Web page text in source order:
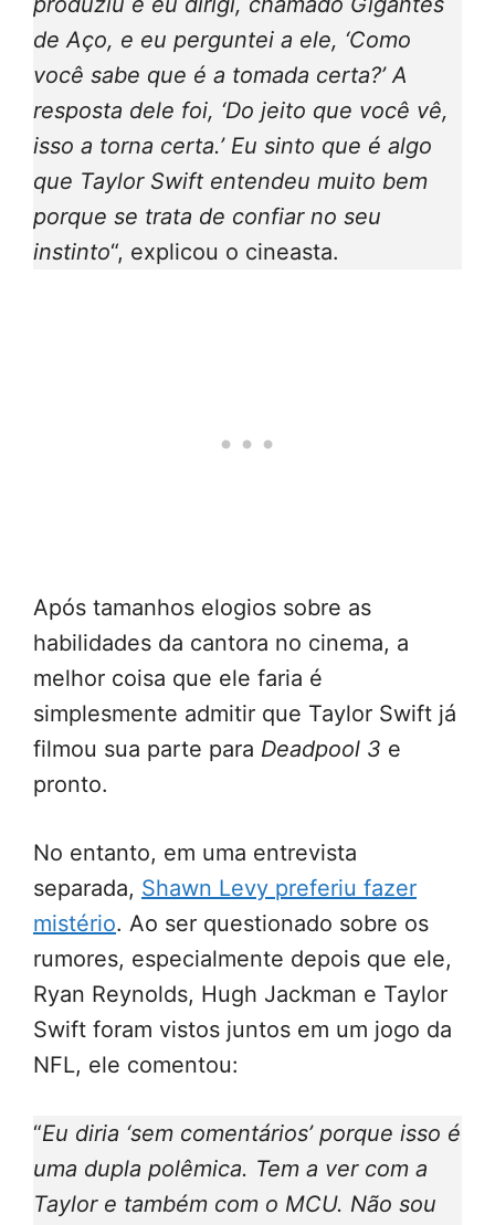
de Aço, e eu perguntei a ele, ‘Como
você sabe que é a tomada certa?’ A
resposta dele foi, ‘Do jeito que você vê,
isso a torna certa.’ Eu sinto que é algo
que Taylor Swift entendeu muito bem
porque se trata de confiar no seu
instinto“, explicou o cineasta.
Após tamanhos elogios sobre as
habilidades da cantora no cinema, a
melhor coisa que ele faria é
simplesmente admitir que Taylor Swift já
filmou sua parte para Deadpool 3 e
pronto.
No entanto, em uma entrevista
separada, Shawn Levy preferiu fazer
mistério. Ao ser questionado sobre os
rumores, especialmente depois que ele,
Ryan Reynolds, Hugh Jackman e Taylor
Swift foram vistos juntos em um jogo da
NFL, ele comentou:
“Eu diria ‘sem comentários’ porque isso é
uma dupla polêmica. Tem a ver com a
Taylor e também com o MCU. Não sou